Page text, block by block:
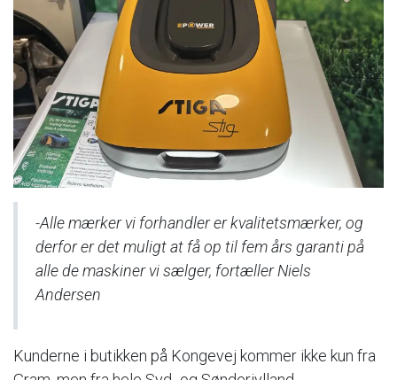
-Alle mærker vi forhandler er kvalitetsmærker, og
derfor er det muligt at få op til fem års garanti på
alle de maskiner vi sælger, fortæller Niels
Andersen
Kunderne i butikken på Kongevej kommer ikke kun fra